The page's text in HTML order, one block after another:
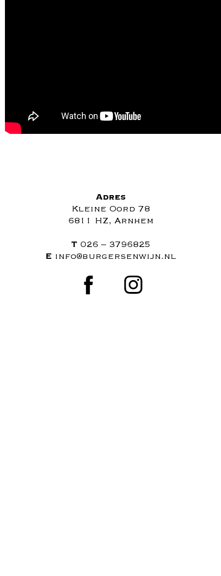
Adres
Kleine Oord 78
6811 HZ, Arnhem
T 026 – 3796825
E info@burgersenwijn.nl